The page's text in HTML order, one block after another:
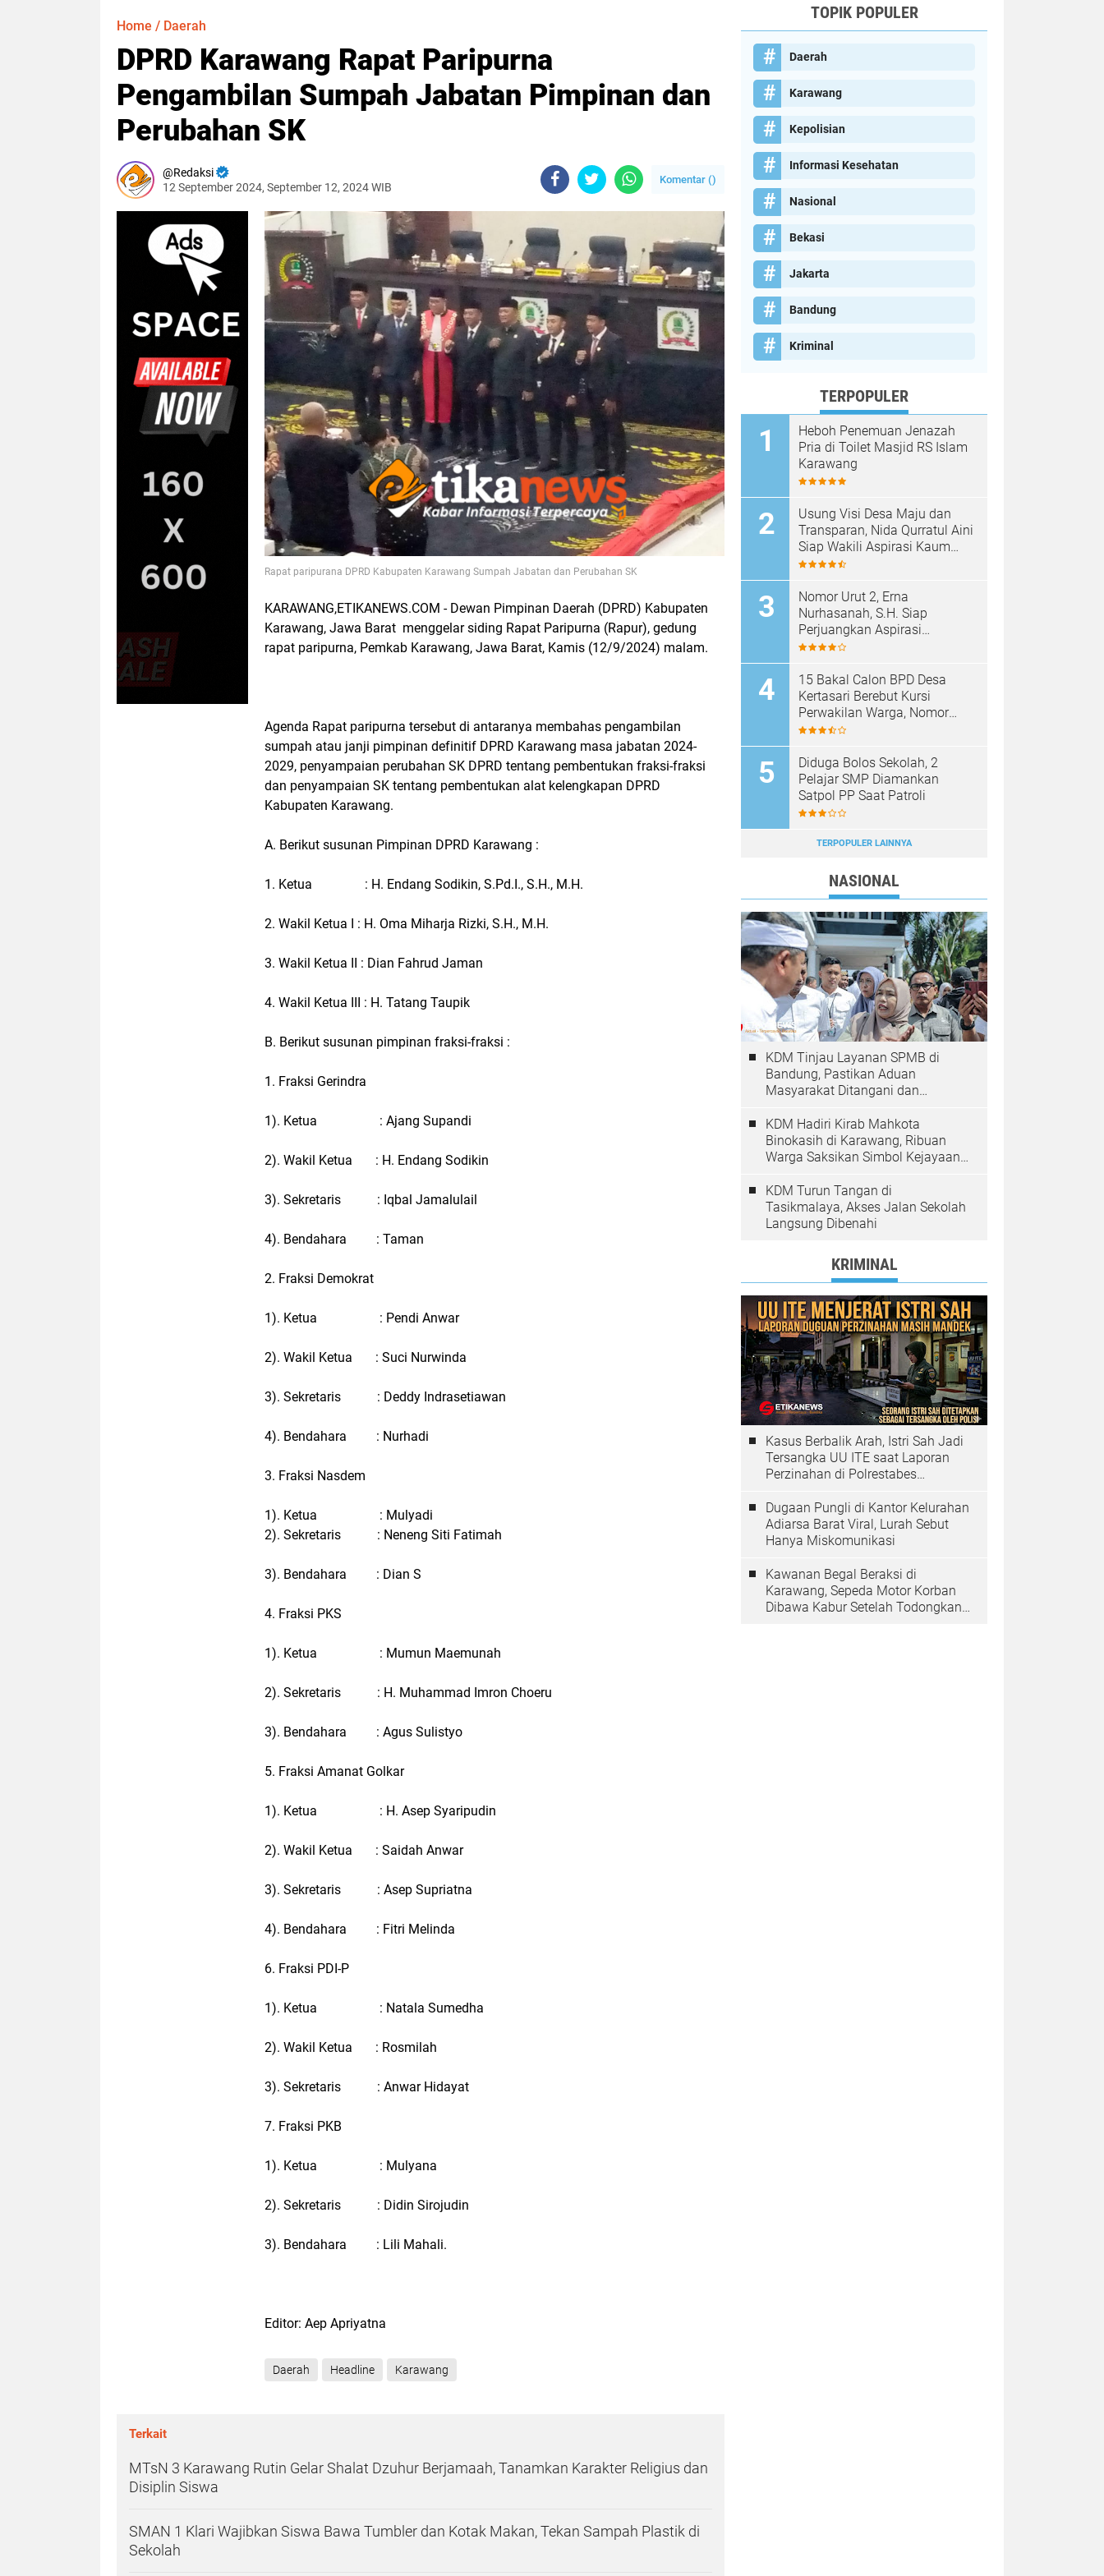
Home / Daerah
DPRD Karawang Rapat Paripurna
Pengambilan Sumpah Jabatan Pimpinan dan
Perubahan SK
Redaksi
12 September 2024, September 12, 2024 WIB
Komentar ()
Rapat paripurana DPRD Kabupaten Karawang Sumpah Jabatan dan Perubahan SK
KARAWANG,ETIKANEWS.COM - Dewan Pimpinan Daerah (DPRD) Kabupaten
Karawang, Jawa Barat menggelar siding Rapat Paripurna (Rapur), gedung
rapat paripurna, Pemkab Karawang, Jawa Barat, Kamis (12/9/2024) malam.
Agenda Rapat paripurna tersebut di antaranya membahas pengambilan
sumpah atau janji pimpinan definitif DPRD Karawang masa jabatan 2024-
2029, penyampaian perubahan SK DPRD tentang pembentukan fraksi-fraksi
dan penyampaian SK tentang pembentukan alat kelengkapan DPRD
Kabupaten Karawang.
A. Berikut susunan Pimpinan DPRD Karawang :
1. Ketua : H. Endang Sodikin, S.Pd.I., S.H., M.H.
2. Wakil Ketua I : H. Oma Miharja Rizki, S.H., M.H.
3. Wakil Ketua II : Dian Fahrud Jaman
4. Wakil Ketua III : H. Tatang Taupik
B. Berikut susunan pimpinan fraksi-fraksi :
1. Fraksi Gerindra
1). Ketua : Ajang Supandi
2). Wakil Ketua : H. Endang Sodikin
3). Sekretaris : Iqbal Jamalulail
4). Bendahara : Taman
2. Fraksi Demokrat
1). Ketua : Pendi Anwar
2). Wakil Ketua : Suci Nurwinda
3). Sekretaris : Deddy Indrasetiawan
4). Bendahara : Nurhadi
3. Fraksi Nasdem
1). Ketua : Mulyadi
2). Sekretaris : Neneng Siti Fatimah
3). Bendahara : Dian S
4. Fraksi PKS
1). Ketua : Mumun Maemunah
2). Sekretaris : H. Muhammad Imron Choeru
3). Bendahara : Agus Sulistyo
5. Fraksi Amanat Golkar
1). Ketua : H. Asep Syaripudin
2). Wakil Ketua : Saidah Anwar
3). Sekretaris : Asep Supriatna
4). Bendahara : Fitri Melinda
6. Fraksi PDI-P
1). Ketua : Natala Sumedha
2). Wakil Ketua : Rosmilah
3). Sekretaris : Anwar Hidayat
7. Fraksi PKB
1). Ketua : Mulyana
2). Sekretaris : Didin Sirojudin
3). Bendahara : Lili Mahali.
Editor: Aep Apriyatna
Daerah Headline Karawang
Terkait
MTsN 3 Karawang Rutin Gelar Shalat Dzuhur Berjamaah, Tanamkan Karakter Religius dan
Disiplin Siswa
SMAN 1 Klari Wajibkan Siswa Bawa Tumbler dan Kotak Makan, Tekan Sampah Plastik di
Sekolah
TOPIK POPULER
Daerah
Karawang
Kepolisian
Informasi Kesehatan
Nasional
Bekasi
Jakarta
Bandung
Kriminal
TERPOPULER
Heboh Penemuan Jenazah
Pria di Toilet Masjid RS Islam
Karawang
Usung Visi Desa Maju dan
Transparan, Nida Qurratul Aini
Siap Wakili Aspirasi Kaum
Perempuan di BPD Desa
Nomor Urut 2, Erna
Nurhasanah, S.H. Siap
Perjuangkan Aspirasi
Perempuan di BPD Desa
15 Bakal Calon BPD Desa
Kertasari Berebut Kursi
Perwakilan Warga, Nomor
Urut Resmi Diundi
Diduga Bolos Sekolah, 2
Pelajar SMP Diamankan
Satpol PP Saat Patroli
TERPOPULER LAINNYA
NASIONAL
KDM Tinjau Layanan SPMB di
Bandung, Pastikan Aduan
Masyarakat Ditangani dan
KDM Hadiri Kirab Mahkota
Binokasih di Karawang, Ribuan
Warga Saksikan Simbol Kejayaan
KDM Turun Tangan di
Tasikmalaya, Akses Jalan Sekolah
Langsung Dibenahi
KRIMINAL
Kasus Berbalik Arah, Istri Sah Jadi
Tersangka UU ITE saat Laporan
Perzinahan di Polrestabes
Dugaan Pungli di Kantor Kelurahan
Adiarsa Barat Viral, Lurah Sebut
Hanya Miskomunikasi
Kawanan Begal Beraksi di
Karawang, Sepeda Motor Korban
Dibawa Kabur Setelah Todongkan